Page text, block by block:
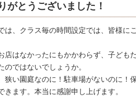
がとうございました！
は、クラス毎の時間設定では、皆様に
店はなかったにもかかわらず、子ども
のではないでしょうか。
狭い園庭なのに！駐車場がないのに！
きます。本当に感謝申し上げます。